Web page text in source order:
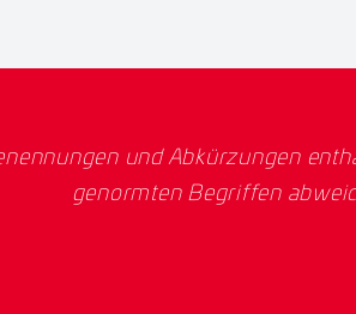
und Abkürzungen
genormten Begriffen